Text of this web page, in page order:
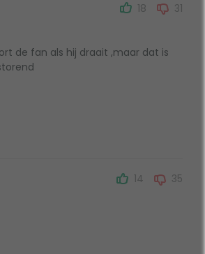
18 31
de fan als hij draait ,maar dat is
14 35